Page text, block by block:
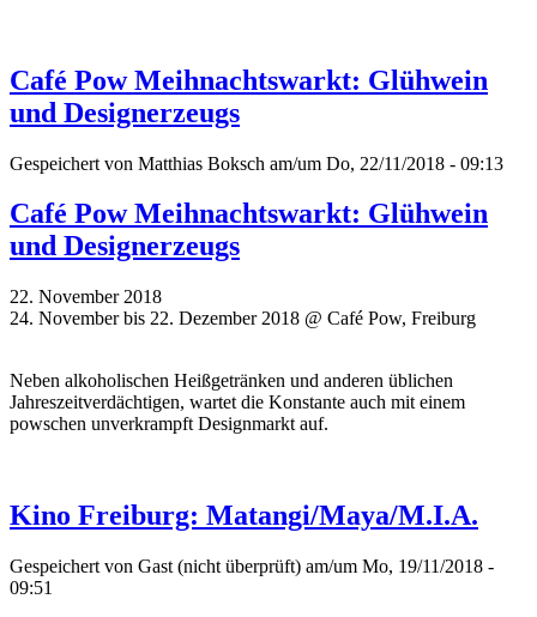
Café Pow Meihnachtswarkt: Glühwein
und Designerzeugs
Gespeichert von Matthias Boksch am/um Do, 22/11/2018 - 09:13
Café Pow Meihnachtswarkt: Glühwein
und Designerzeugs
22. November 2018
24. November bis 22. Dezember 2018 @ Café Pow, Freiburg
Neben alkoholischen Heißgetränken und anderen üblichen
Jahreszeitverdächtigen, wartet die Konstante auch mit einem
powschen unverkrampft Designmarkt auf.
Kino Freiburg: Matangi/Maya/M.I.A.
Gespeichert von Gast (nicht überprüft) am/um Mo, 19/11/2018 -
09:51